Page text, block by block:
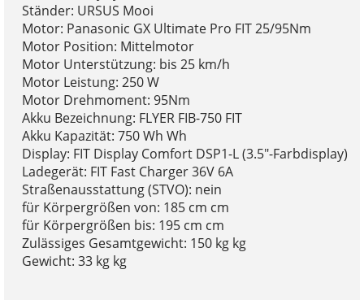
Ständer: URSUS Mooi
Motor: Panasonic GX Ultimate Pro FIT 25/95Nm
Motor Position: Mittelmotor
Motor Unterstützung: bis 25 km/h
Motor Leistung: 250 W
Motor Drehmoment: 95Nm
Akku Bezeichnung: FLYER FIB-750 FIT
Akku Kapazität: 750 Wh Wh
Display: FIT Display Comfort DSP1-L (3.5"-Farbdisplay)
Ladegerät: FIT Fast Charger 36V 6A
Straßenausstattung (STVO): nein
für Körpergrößen von: 185 cm cm
für Körpergrößen bis: 195 cm cm
Zulässiges Gesamtgewicht: 150 kg kg
Gewicht: 33 kg kg